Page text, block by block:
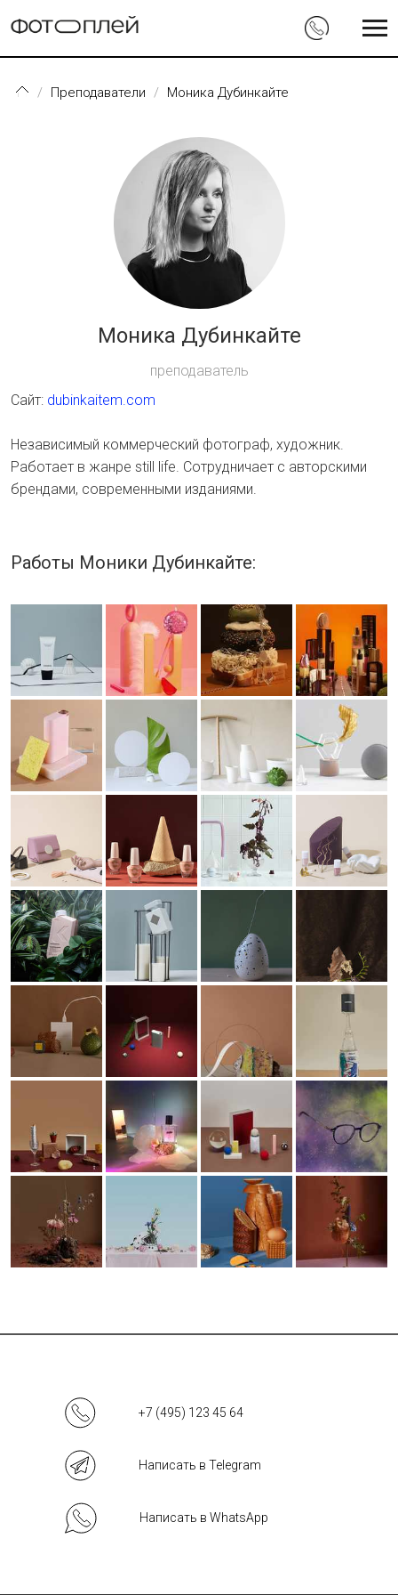
Преподаватели Моника Дубинкайте
Моника Дубинкайте
преподаватель
Cайт: dubinkaitem.com
Независимый коммерческий фотограф, художник.
Работает в жанре still life. Сотрудничает с авторскими
брендами, современными изданиями.
Работы Моники Дубинкайте:
+7 (495) 123 45 64
Написать в Telegram
Написать в WhatsApp